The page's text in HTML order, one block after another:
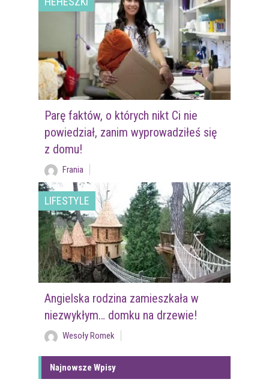
Parę faktów, o których nikt Ci nie
powiedział, zanim wyprowadziłeś się
z domu!
Frania
LIFESTYLE
Angielska rodzina zamieszkała w
niezwykłym… domku na drzewie!
Wesoły Romek
Najnowsze Wpisy